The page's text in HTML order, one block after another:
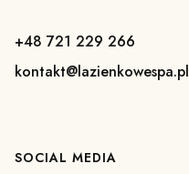
+48 721 229 266
kontakt@lazienkowespa.pl
SOCIAL MEDIA